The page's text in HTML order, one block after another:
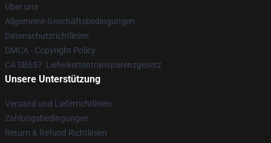
Über uns
Allgemeine Geschäftsbedingungen
Datenschutzrichtlinien
DMCA - Copyright Policy
CA SB657: Lieferkettentransparenzgesetz
Unsere Unterstützung
Versand und Lieferrichtlinien
Zahlungsbedingungen
Return & Refund Richtlinien